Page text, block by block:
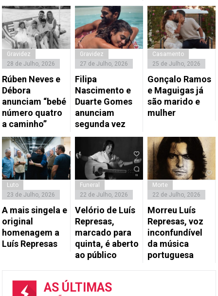
Gravidez
28 de Julho, 2026
Rúben Neves e
Débora
anunciam “bebé
número quatro
a caminho”
Gravidez
27 de Julho, 2026
Filipa
Nascimento e
Duarte Gomes
anunciam
segunda vez
Casamento
25 de Julho, 2026
Gonçalo Ramos
e Maguigas já
são marido e
mulher
Luto
23 de Julho, 2026
A mais singela e
original
homenagem a
Luís Represas
Funeral
22 de Julho, 2026
Velório de Luís
Represas,
marcado para
quinta, é aberto
ao público
Morte
22 de Julho, 2026
Morreu Luís
Represas, voz
inconfundível
da música
portuguesa
AS ÚLTIMAS